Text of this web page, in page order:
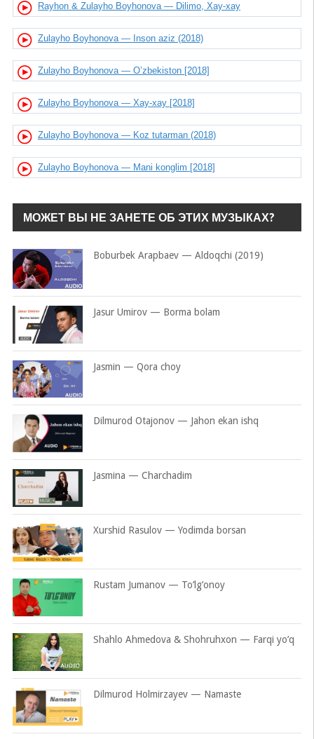
Rayhon & Zulayho Boyhonova — Dilimo, Xay-xay
Zulayho Boyhonova — Inson aziz (2018)
Zulayho Boyhonova — O’zbekiston [2018]
Zulayho Boyhonova — Xay-xay [2018]
Zulayho Boyhonova — Koz tutarman (2018)
Zulayho Boyhonova — Mani konglim [2018]
МОЖЕТ ВЫ НЕ ЗАНЕТЕ ОБ ЭТИХ МУЗЫКАХ?
Boburbek Arapbaev — Aldoqchi (2019)
Jasur Umirov — Borma bolam
Jasmin — Qora choy
Dilmurod Otajonov — Jahon ekan ishq
Jasmina — Charchadim
Xurshid Rasulov — Yodimda borsan
Rustam Jumanov — To’lg’onoy
Shahlo Ahmedova & Shohruhxon — Farqi yo’q
Dilmurod Holmirzayev — Namaste